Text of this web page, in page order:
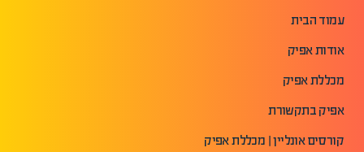
עמוד הבית
אודות אפיק
מכללת אפיק
אפיק בתקשורת
קורסים אונליין | מכללת אפיק